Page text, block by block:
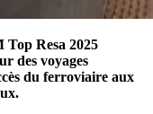
Top Resa 2025
des voyages
du ferroviaire aux